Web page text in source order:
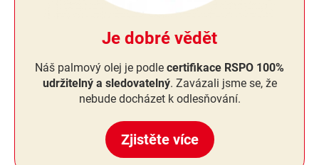
Je dobré vědět
Náš palmový olej je podle certifikace RSPO 100%
udržitelný a sledovatelný. Zavázali jsme se, že
nebude docházet k odlesňování.
Zjistěte více